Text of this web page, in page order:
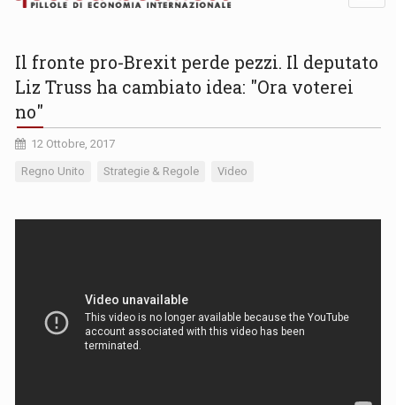
Il fronte pro-Brexit perde pezzi. Il deputato
Liz Truss ha cambiato idea: "Ora voterei
no"
12 Ottobre, 2017
Regno Unito Strategie & Regole Video